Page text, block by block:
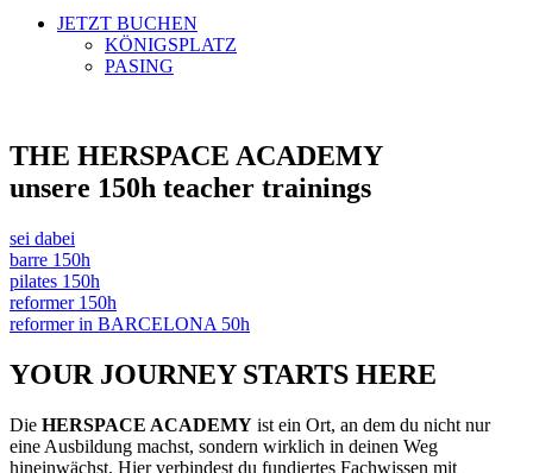
JETZT BUCHEN
KÖNIGSPLATZ
PASING
THE HERSPACE ACADEMY
unsere 150h teacher trainings
sei dabei
barre 150h
pilates 150h
reformer 150h
reformer in BARCELONA 50h
YOUR JOURNEY STARTS HERE
Die HERSPACE ACADEMY ist ein Ort, an dem du nicht nur
eine Ausbildung machst, sondern wirklich in deinen Weg
hineinwächst. Hier verbindest du fundiertes Fachwissen mit